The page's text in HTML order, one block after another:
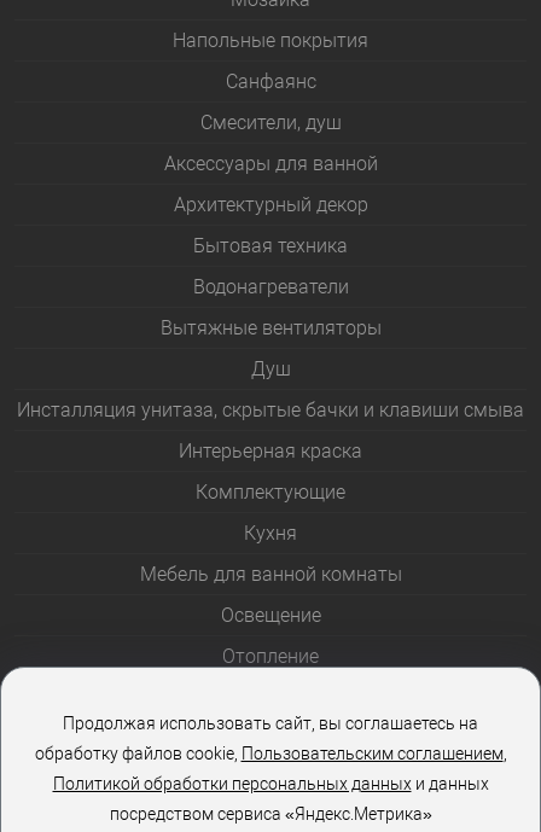
Напольные покрытия
Санфаянс
Смесители, душ
Аксессуары для ванной
Архитектурный декор
Бытовая техника
Водонагреватели
Вытяжные вентиляторы
Душ
Инсталляция унитаза, скрытые бачки и клавиши смыва
Интерьерная краска
Комплектующие
Кухня
Мебель для ванной комнаты
Освещение
Отопление
Розетки и выключатели
Стеклоблоки
Столы и стулья
Продолжая использовать сайт, вы соглашаетесь на
обработку файлов cookie, Пользовательским соглашением,
Политикой обработки персональных данныхи данных
посредством сервиса «Яндекс.Метрика»